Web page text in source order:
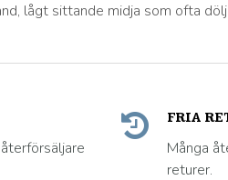
lågt sittande midja som ofta
FRIA
Många
returer.